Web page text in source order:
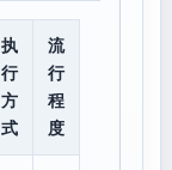
执
行
方
式
流
行
程
度